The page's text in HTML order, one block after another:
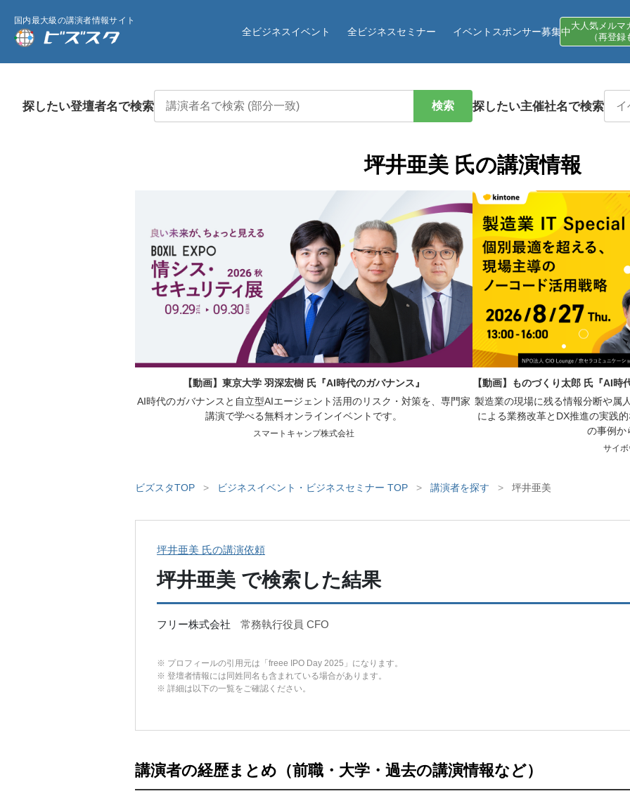
国内最大級の講演者情報サイト
全ビジネスイベント 全ビジネスセミナー イベントスポンサー募集中 大人気メルマ
（再登録
探したい登壇者名で検索 検索 探したい主催社名で検索
坪井亜美 氏の講演情報
【動画】東京大学 羽深宏樹 氏『AI時代のガバナンス』
AI時代のガバナンスと自立型AIエージェント活用のリスク・対策を、専門家
講演で学べる無料オンラインイベントです。
スマートキャンプ株式会社
【動画】ものづくり太郎 氏『AI時
製造業の現場に残る情報分断や属
による業務改革とDX推進の実践
の事例か
サイ
ビズスタTOP > ビジネスイベント・ビジネスセミナー TOP > 講演者を探す > 坪井亜美
坪井亜美 氏の講演依頼
坪井亜美 で検索した結果
フリー株式会社 常務執行役員 CFO
※ プロフィールの引用元は「freee IPO Day 2025」になります。
※ 登壇者情報には同姓同名も含まれている場合があります。
※ 詳細は以下の一覧をご確認ください。
講演者の経歴まとめ（前職・大学・過去の講演情報など）